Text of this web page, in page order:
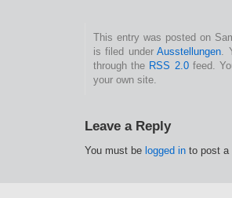
This entry was posted on
is filed underAusstellungen.
through the RSS 2.0feed.
your own site.
Leave a Reply
You must be logged in to post a